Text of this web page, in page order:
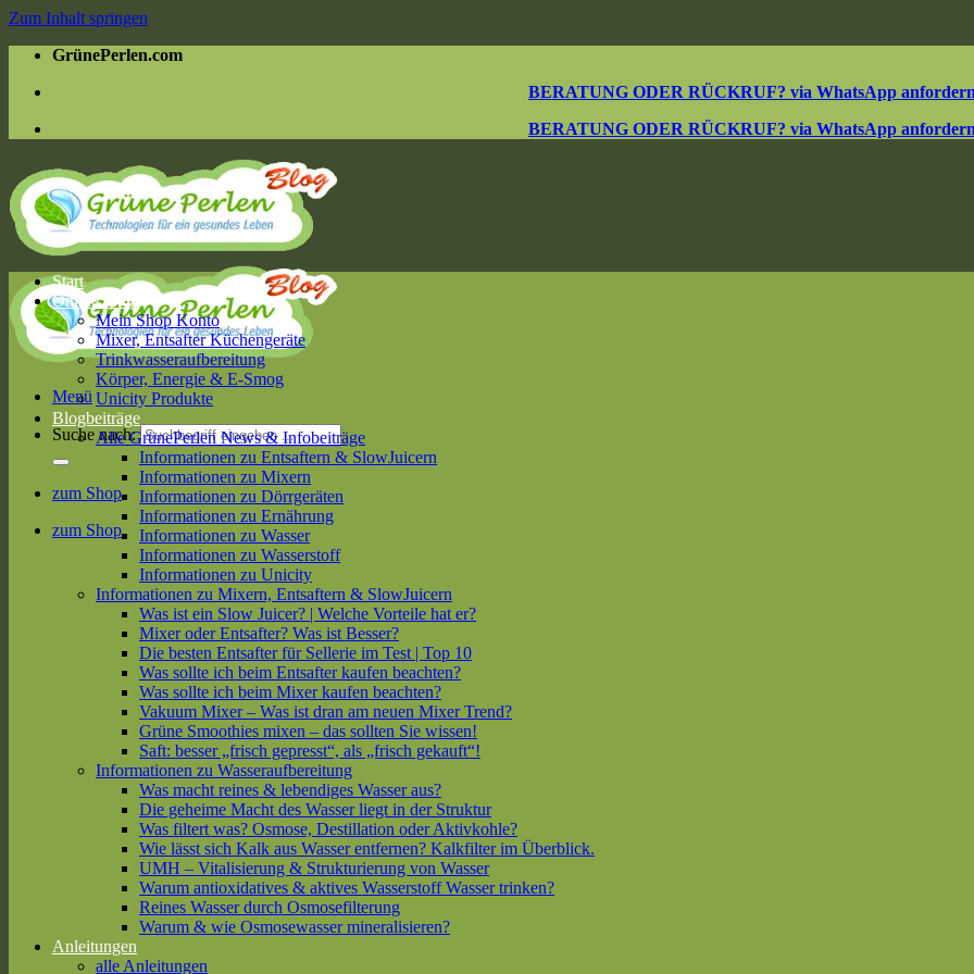
Zum Inhalt springen
GrünePerlen.com
BERATUNG ODER RÜCKRUF? via WhatsApp
BERATUNG ODER RÜCKRUF? via WhatsApp
Menü
Suche nach:
zum Shop
zum Shop
Start
Online Shop
Mein Shop Konto
Mixer, Entsafter Küchengeräte
Trinkwasseraufbereitung
Körper, Energie & E-Smog
Unicity Produkte
Blogbeiträge
Alle GrünePerlen News & Infobeiträge
Informationen zu Entsaftern & SlowJuicern
Informationen zu Mixern
Informationen zu Dörrgeräten
Informationen zu Ernährung
Informationen zu Wasser
Informationen zu Wasserstoff
Informationen zu Unicity
Informationen zu Mixern, Entsaftern & SlowJuicern
Was ist ein Slow Juicer? | Welche Vorteile hat er?
Mixer oder Entsafter? Was ist Besser?
Die besten Entsafter für Sellerie im Test | Top 10
Was sollte ich beim Entsafter kaufen beachten?
Was sollte ich beim Mixer kaufen beachten?
Vakuum Mixer – Was ist dran am neuen Mixer Trend?
Grüne Smoothies mixen – das sollten Sie wissen!
Saft: besser „frisch gepresst“, als „frisch gekauft“!
Informationen zu Wasseraufbereitung
Was macht reines & lebendiges Wasser aus?
Die geheime Macht des Wasser liegt in der Struktur
Was filtert was? Osmose, Destillation oder Aktivkohle?
Wie lässt sich Kalk aus Wasser entfernen? Kalkfilter im Überblick.
UMH – Vitalisierung & Strukturierung von Wasser
Warum antioxidatives & aktives Wasserstoff Wasser trinken?
Reines Wasser durch Osmosefilterung
Warum & wie Osmosewasser mineralisieren?
Anleitungen
alle Anleitungen